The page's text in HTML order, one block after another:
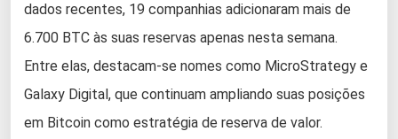
dados recentes, 19 companhias adicionaram mais de
6.700 BTC às suas reservas apenas nesta semana.
Entre elas, destacam-se nomes como MicroStrategy e
Galaxy Digital, que continuam ampliando suas posições
em Bitcoin como estratégia de reserva de valor.